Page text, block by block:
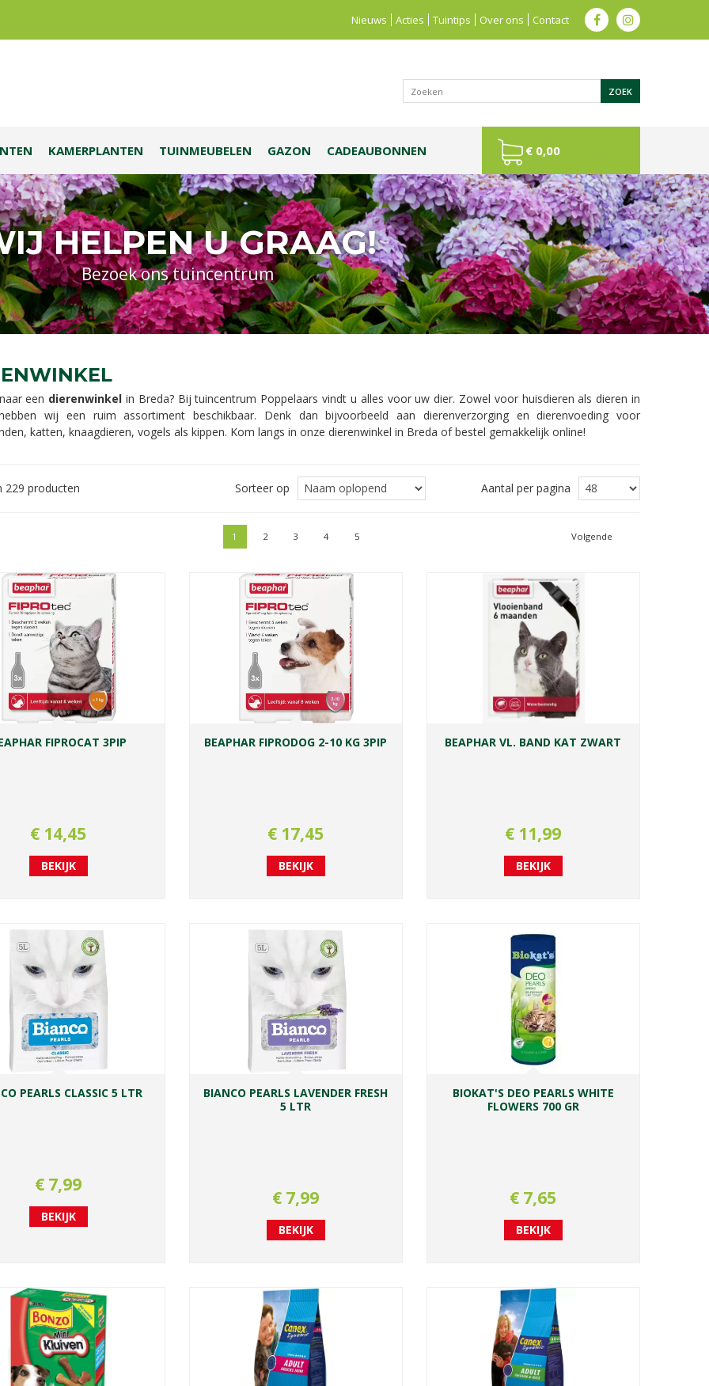
HELPEN U GRAAG!
Bezoek ons tuincentrum
Nieuws Acties Tuintips Over ons Contact
KAMERPLANTEN TUINMEUBELEN GAZON CADEAUBONNEN € 0,00
een dierenwinkel in Breda? Bij tuincentrum Poppelaars vindt u alles voor uw dier. Zowel voor huisdieren als dieren in
wij een ruim assortiment beschikbaar. Denk dan bijvoorbeeld aan dierenverzorging en dierenvoeding voor
katten, knaagdieren, vogels als kippen. Kom langs in onze dierenwinkel in Breda of bestel gemakkelijk online!
229 producten Aantal per pagina
Sorteer op
1 2 3 4 5 Volgende
FIPROCAT 3PIP
€ 14,45
BEKIJK
BEAPHAR FIPRODOG 2-10 KG 3PIP
€ 17,45
BEKIJK
BEAPHAR VL. BAND KAT ZWART
€ 11,99
BEKIJK
PEARLS CLASSIC 5 LTR
€ 7,99
BEKIJK
BIANCO PEARLS LAVENDER FRESH
5 LTR
€ 7,99
BEKIJK
BIOKAT'S DEO PEARLS WHITE
FLOWERS 700 GR
€ 7,65
BEKIJK